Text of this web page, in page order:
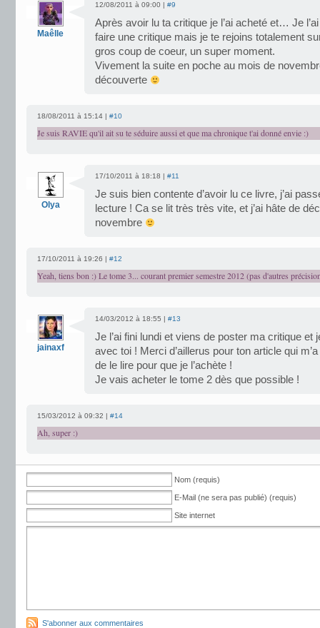
Maêlle
12/08/2011 à 09:00 | #9
Après avoir lu ta critique je l’ai acheté et… Je
faire une critique mais je te rejoins totalement
gros coup de coeur, un super moment.
Vivement la suite en poche au mois de
découverte
18/08/2011 à 15:14 | #10
Je suis RAVIE qu'il ait su te séduire aussi et que ma chronique t'ai donné envie :)
Olya
17/10/2011 à 18:18 | #11
Je suis bien contente d’avoir lu ce livre, j’ai
lecture ! Ca se lit très très vite, et j’ai hâte de
novembre
17/10/2011 à 19:26 | #12
Yeah, tiens bon :) Le tome 3... courant premier semestre 2012 (pas d'autres
jainaxf
14/03/2012 à 18:55 | #13
Je l’ai fini lundi et viens de poster ma critique et
avec toi ! Merci d’aillerus pour ton article qui
de le lire pour que je l’achète !
Je vais acheter le tome 2 dès que possible !
15/03/2012 à 09:32 | #14
Ah, super :)
Nom (requis)
E-Mail (ne sera pas publié) (requis)
Site internet
S'abonner aux commentaires